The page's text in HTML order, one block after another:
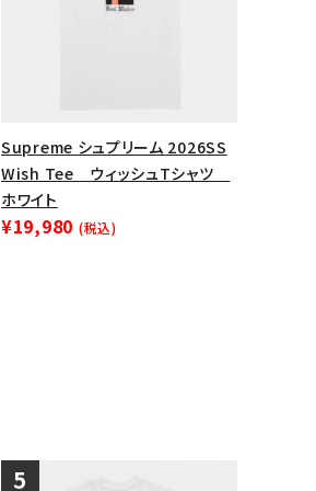
Supreme シュプリーム 2026SS
Wish Tee ウィッシュTシャツ
ホワイト
¥19,980 (税込)